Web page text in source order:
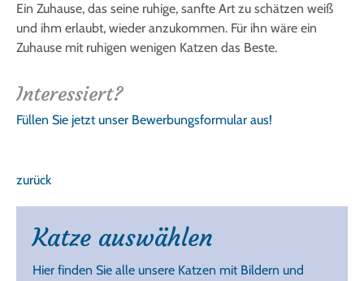
Ein Zuhause, das seine ruhige, sanfte Art zu schätzen weiß
und ihm erlaubt, wieder anzukommen. Für ihn wäre ein
Zuhause mit ruhigen wenigen Katzen das Beste.
Interessiert?
Füllen Sie jetzt unser Bewerbungsformular aus!
zurück
Katze auswählen
Hier finden Sie alle unsere Katzen mit Bildern und